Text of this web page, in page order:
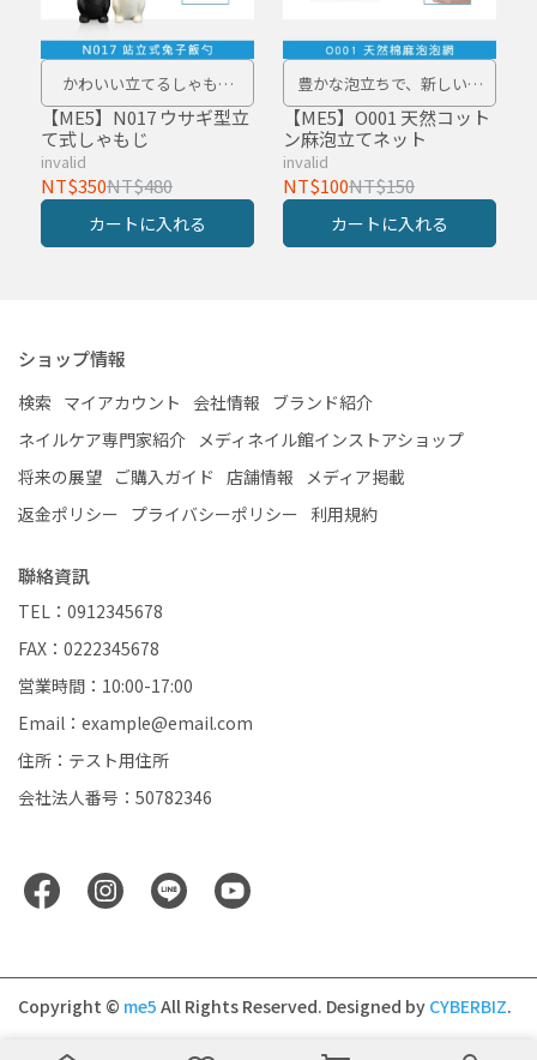
かわいい立てるしゃもじ
で、食事をもっと清潔に快
適に
【ME5】N017 ウサギ型立
て式しゃもじ
invalid
NT$350NT$480
カートに入れる
豊かな泡立ちで、新しい洗
浄体験を！
【ME5】O001 天然コット
ン麻泡立てネット
invalid
NT$100NT$150
カートに入れる
ショップ情報
検索 マイアカウント 会社情報 ブランド紹介
ネイルケア専門家紹介 メディネイル館インストアショップ
将来の展望 ご購入ガイド 店舗情報
メディア掲載
返金ポリシー プライバシーポリシー 利用規約
聯絡資訊
TEL：0912345678
FAX：0222345678
営業時間：10:00-17:00
Email：example@email.com
住所：テスト用住所
会社法人番号：50782346
Copyright © me5 All Rights Reserved. Designed by CYBERBIZ.